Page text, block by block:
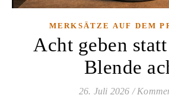
MERKSÄTZE AUF DEM
Acht geben
Blende
26. Juli 2026 /